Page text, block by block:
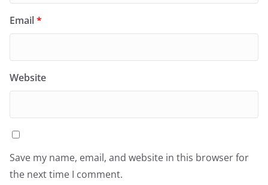
Email*
Website
Save my name, email, and website in this browser for
the next time I comment.